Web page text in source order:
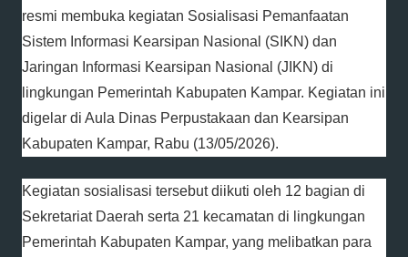
resmi membuka kegiatan Sosialisasi Pemanfaatan
Sistem Informasi Kearsipan Nasional (SIKN) dan
Jaringan Informasi Kearsipan Nasional (JIKN) di
lingkungan Pemerintah Kabupaten Kampar. Kegiatan ini
digelar di Aula Dinas Perpustakaan dan Kearsipan
Kabupaten Kampar, Rabu (13/05/2026).
Kegiatan sosialisasi tersebut diikuti oleh 12 bagian di
Sekretariat Daerah serta 21 kecamatan di lingkungan
Pemerintah Kabupaten Kampar, yang melibatkan para